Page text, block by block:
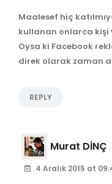
Maalesef hiç
kullanan onlarca
Oysa ki Facebook
direk olarak zaman
REPLY
Murat DİNÇ
4 Aralık 2015 at